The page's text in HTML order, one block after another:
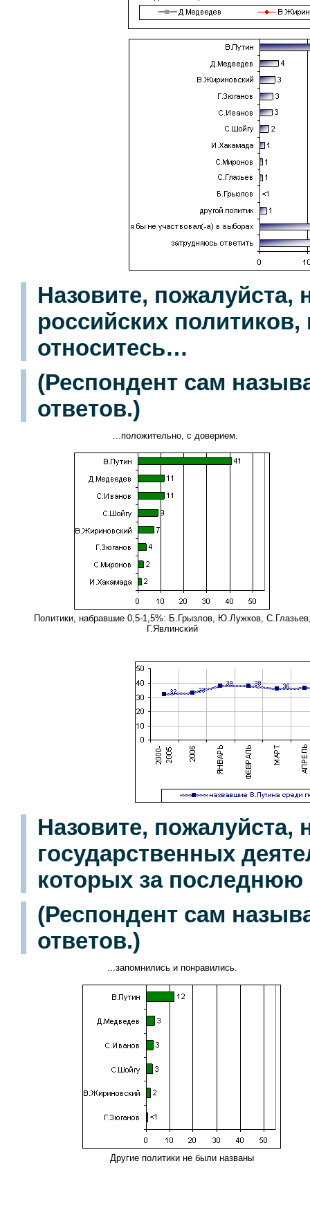
Назовите, пожалуйста,
российских
относитесь…
(Респондент сам
ответов.)
...положительно, с доверием.
Политики, набравшие 0,5-1,5%: Б.Грызлов, Ю.Лужков,
Г.Явлинский
Назовите, пожалуйста,
государственных
которых за
(Респондент сам
ответов.)
...запомнились и понравились.
Другие политики не были названы